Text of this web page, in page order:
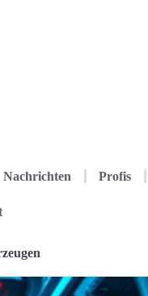
Nachrichten Profis